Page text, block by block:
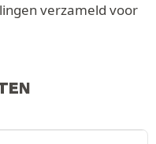
verzameld voor